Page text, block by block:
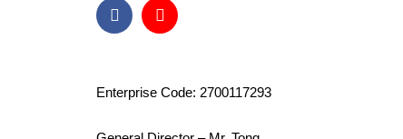
Enterprise Code: 2700117293